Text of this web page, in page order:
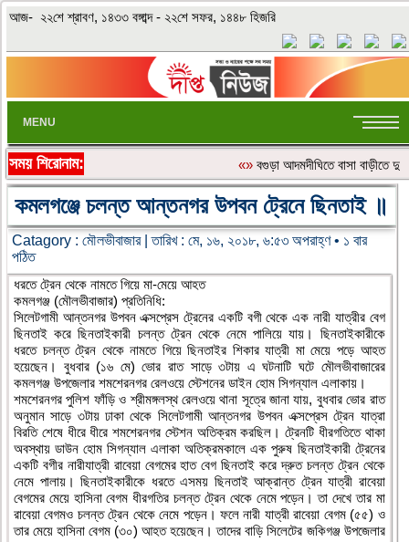
আজ- ২২শে শ্রাবণ, ১৪৩৩ বঙ্গাব্দ - ২২শে সফর, ১৪৪৮ হিজরি
MENU
সময় শিরোনাম: «»বগুড়া আদমদীঘিতে বাসা বাড়ীতে
কমলগঞ্জে চলন্ত আন্তনগর উপবন ট্রেনে ছিনতাই ॥
Catagory : মৌলভীবাজার| তারিখ : মে, ১৬, ২০১৮, ৬:৫৩ অপরাহ্ণ • ১ বার
পঠিত
ধরতে ট্রেন থেকে নামতে গিয়ে মা-মেয়ে আহত
কমলগঞ্জ (মৌলভীবাজার) প্রতিনিধি:
সিলেটগামী আন্তনগর উপবন এক্সপ্রেস ট্রেনের একটি বগী থেকে এক নারী যাত্রীর বেগ
ছিনতাই করে ছিনতাইকারী চলন্ত ট্রেন থেকে নেমে পালিয়ে যায়। ছিনতাইকারীকে
ধরতে চলন্ত ট্রেন থেকে নামতে গিয়ে ছিনতাইর শিকার যাত্রী মা মেয়ে পড়ে আহত
হয়েছেন। বুধবার (১৬ মে) ভোর রাত সাড়ে ৩টায় এ ঘটনাটি ঘটে মৌলভীবাজারের
কমলগঞ্জ উপজেলার শমশেরনগর রেলওয়ে স্টেশনের ডাইন হোম সিগন্যাল এলাকায়।
শমশেরনগর পুলিশ ফাঁড়ি ও শ্রীমঙ্গলস্থ রেলওয়ে থানা সূত্রে জানা যায়, বুধবার ভোর রাত
অনুমান সাড়ে ৩টায় ঢাকা থেকে সিলেটগামী আন্তনগর উপবন এক্সপ্রেস ট্রেন যাত্রা
বিরতি শেষে ধীরে ধীরে শমশেরনগর স্টেশন অতিক্রম করছিল। ট্রেনটি ধীরগতিতে থাকা
অবস্থায় ডাউন হোম সিগন্যাল এলাকা অতিক্রমকালে এক পুরুষ ছিনতাইকারী ট্রেনের
একটি বগীর নারীযাত্রী রাবেয়া বেগমের হাত বেগ ছিনতাই করে দ্রুত চলন্ত ট্রেন থেকে
নেমে পালায়। ছিনতাইকারীকে ধরতে এসময় ছিনতাই আক্রান্ত ট্রেন যাত্রী রাবেয়া
বেগমের মেয়ে হাসিনা বেগম ধীরগতির চলন্ত ট্রেন থেকে নেমে পড়েন। তা দেখে তার মা
রাবেয়া বেগমও চলন্ত ট্রেন থেকে নেমে পড়েন। ফলে নারী যাত্রী রাবেয়া বেগম (৫৫) ও
তার মেয়ে হাসিনা বেগম (৩০) আহত হয়েছেন। তাদের বাড়ি সিলেটের জকিগঞ্জ উপজেলার